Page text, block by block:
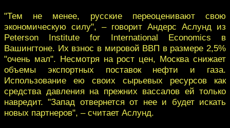
"Тем не менее, русские переоценивают свою
экономическую силу", – говорит Андерс Аслунд из
Peterson Institute for International Economics в
Вашингтоне. Их взнос в мировой ВВП в размере 2,5%
"очень мал". Несмотря на рост цен, Москва снижает
объемы экспортных поставок нефти и газа.
Использование ею своих сырьевых ресурсов как
средства давления на прежних вассалов ей только
навредит. "Запад отвернется от нее и будет искать
новых партнеров", – считает Аслунд.